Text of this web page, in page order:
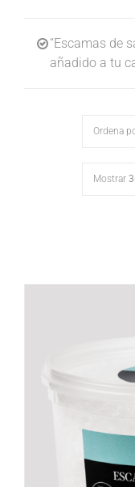
“Escamas de
añadido a tu
Ordena
Mostrar